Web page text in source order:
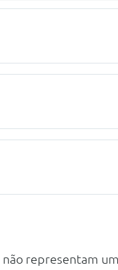
representam